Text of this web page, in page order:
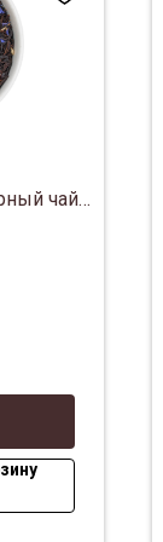
чай,